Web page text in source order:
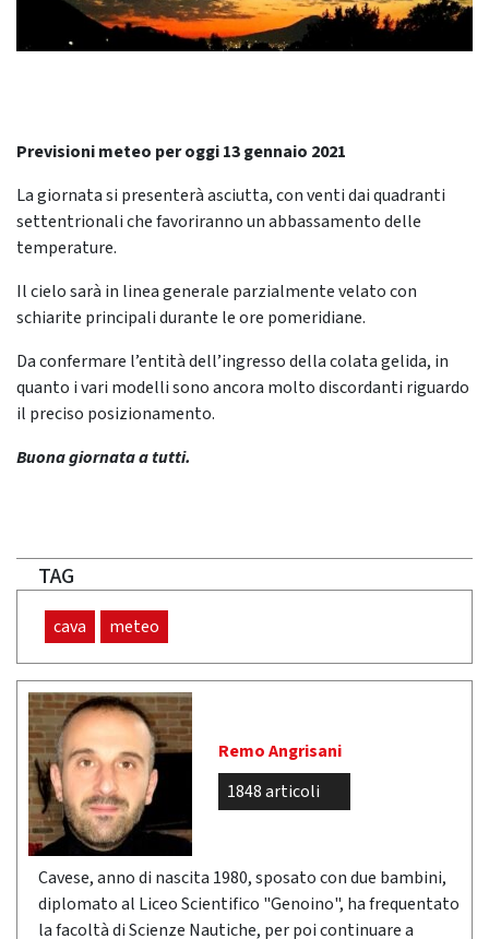
Previsioni meteo per oggi 13 gennaio 2021
La giornata si presenterà asciutta, con venti dai quadranti
settentrionali che favoriranno un abbassamento delle
temperature.
Il cielo sarà in linea generale parzialmente velato con
schiarite principali durante le ore pomeridiane.
Da confermare l’entità dell’ingresso della colata gelida, in
quanto i vari modelli sono ancora molto discordanti riguardo
il preciso posizionamento.
Buona giornata a tutti.
TAG
cava meteo
Remo Angrisani
1848 articoli
Cavese, anno di nascita 1980, sposato con due bambini,
diplomato al Liceo Scientifico "Genoino", ha frequentato
la facoltà di Scienze Nautiche, per poi continuare a